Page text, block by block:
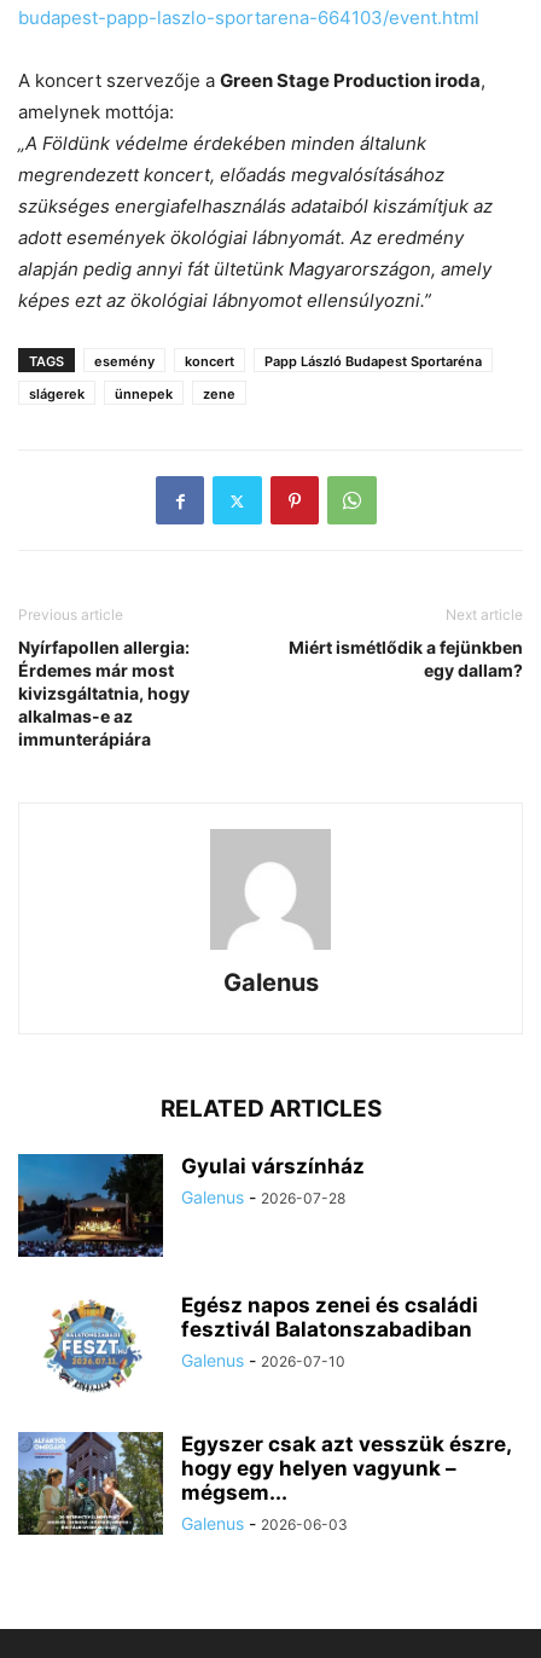
budapest-papp-laszlo-sportarena-664103/event.html
A koncert szervezője a Green Stage Production iroda,
amelynek mottója:
„A Földünk védelme érdekében minden általunk
megrendezett koncert, előadás megvalósításához
szükséges energiafelhasználás adataiból kiszámítjuk az
adott események ökológiai lábnyomát. Az eredmény
alapján pedig annyi fát ültetünk Magyarországon, amely
képes ezt az ökológiai lábnyomot ellensúlyozni.”
TAGS esemény koncert
Papp László Budapest Sportaréna
slágerek
ünnepek zene
Previous article
Nyírfapollen allergia:
Érdemes már most
kivizsgáltatnia, hogy
alkalmas-e az
immunterápiára
Next article
Miért ismétlődik a fejünkben
egy dallam?
Galenus
RELATED ARTICLES
Gyulai várszínház
Galenus - 2026-07-28
Egész napos zenei és családi
fesztivál Balatonszabadiban
Galenus - 2026-07-10
Egyszer csak azt vesszük észre,
hogy egy helyen vagyunk –
mégsem...
Galenus - 2026-06-03